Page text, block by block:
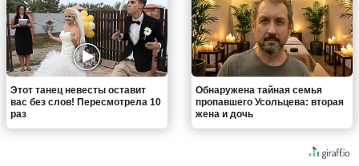
Этот танец невесты оставит
вас без слов! Пересмотрела 10
раз
Обнаружена тайная семья
пропавшего Усольцева: вторая
жена и дочь